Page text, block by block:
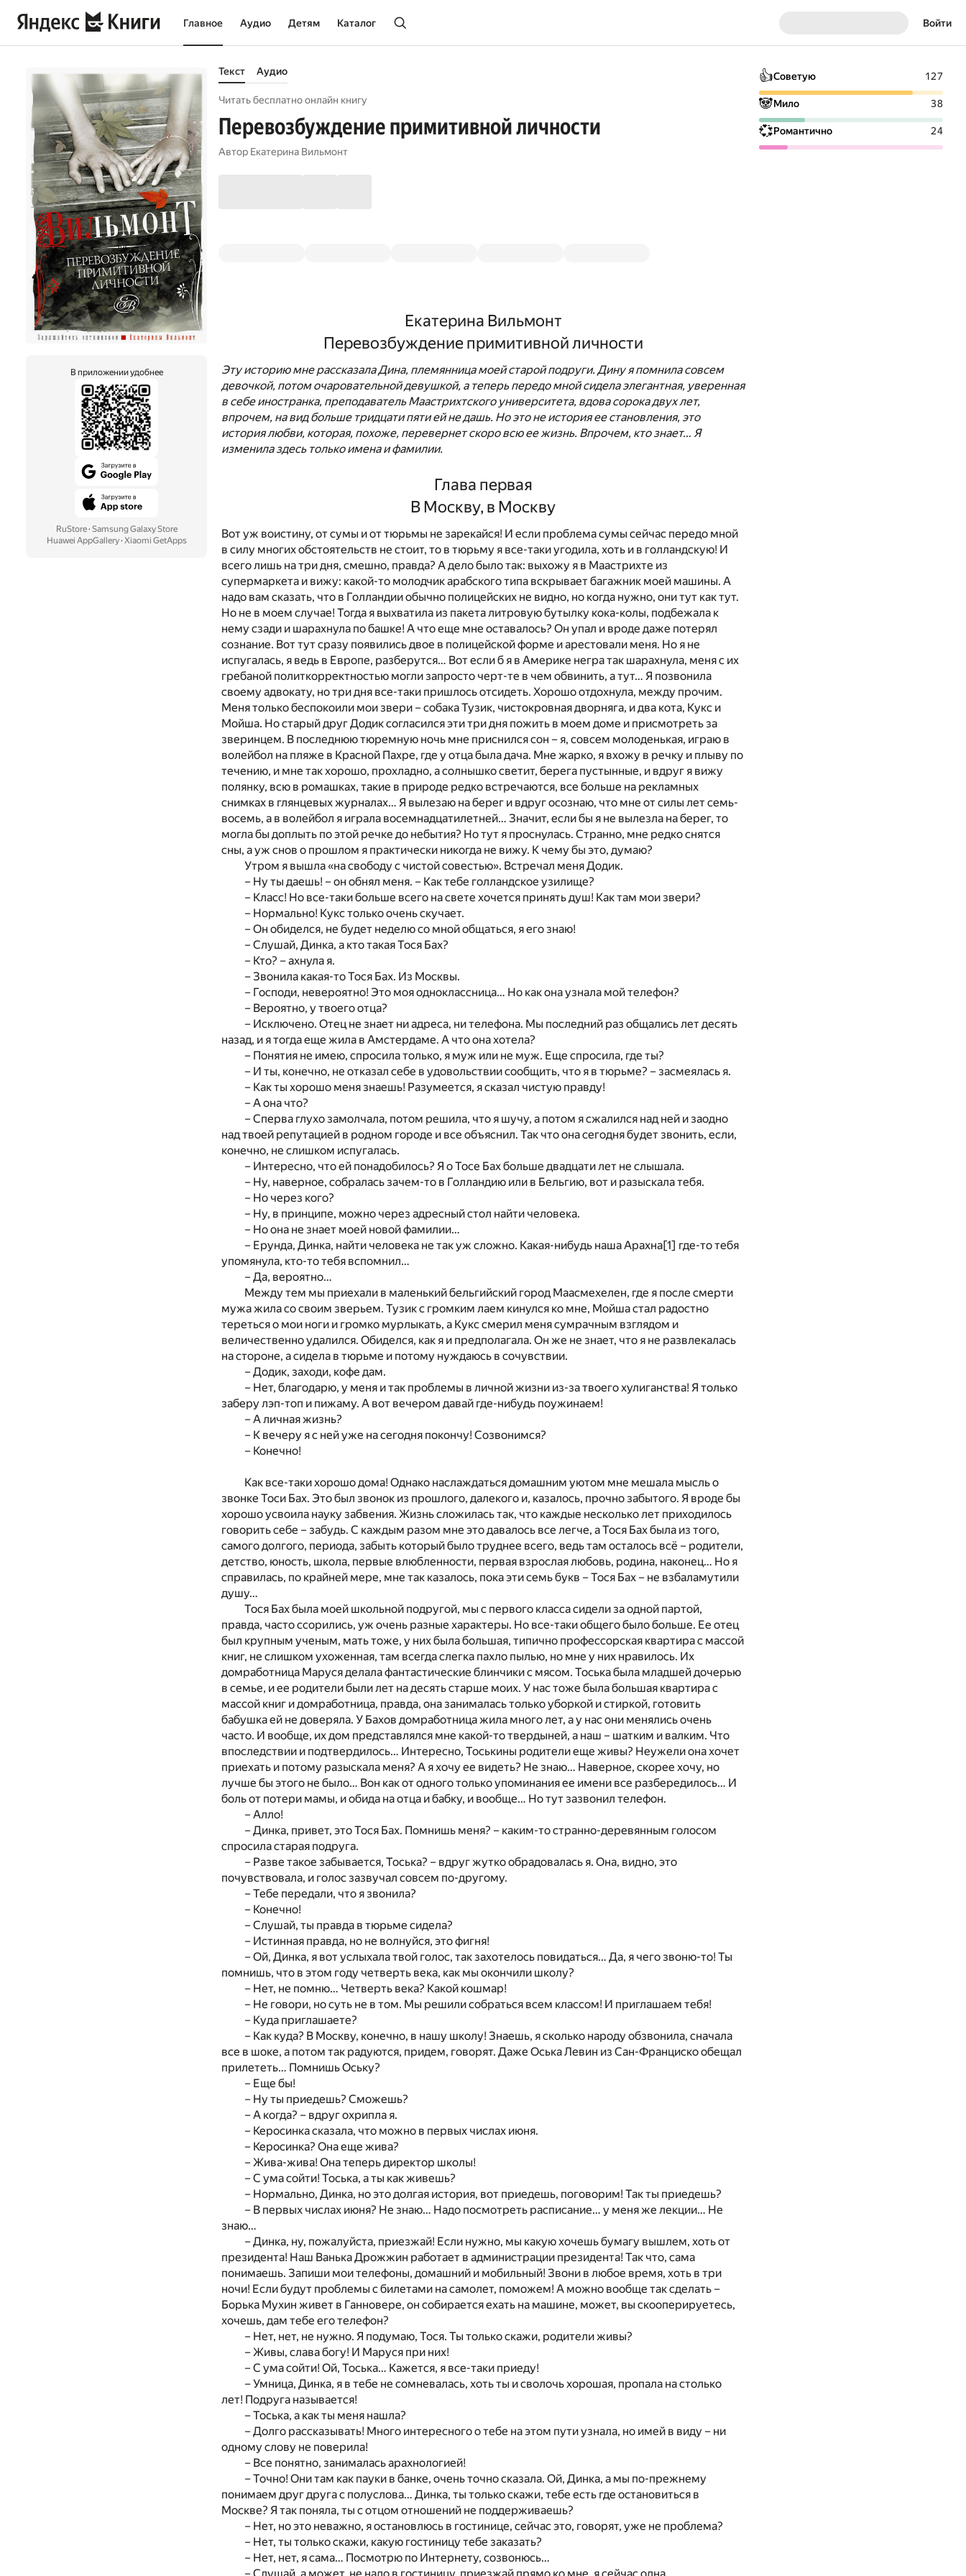
Главное Аудио Детям Каталог Войти
В приложении удобнее
RuStore· Samsung Galaxy Store
Huawei AppGallery· Xiaomi GetApps
Текст Аудио
Читать бесплатно онлайн книгу
Перевозбуждение примитивной личности
Автор Екатерина Вильмонт
Екатерина Вильмонт
Перевозбуждение примитивной личности
Эту историю мне рассказала Дина, племянница моей старой подруги. Дину я помнила совсем
девочкой, потом очаровательной девушкой, а теперь передо мной сидела элегантная, уверенная
в себе иностранка, преподаватель Маастрихтского университета, вдова сорока двух лет,
впрочем, на вид больше тридцати пяти ей не дашь. Но это не история ее становления, это
история любви, которая, похоже, перевернет скоро всю ее жизнь. Впрочем, кто знает… Я
изменила здесь только имена и фамилии.
Глава первая
В Москву, в Москву
Вот уж воистину, от сумы и от тюрьмы не зарекайся! И если проблема сумы сейчас передо мной
в силу многих обстоятельств не стоит, то в тюрьму я все-таки угодила, хоть и в голландскую! И
всего лишь на три дня, смешно, правда? А дело было так: выхожу я в Маастрихте из
супермаркета и вижу: какой-то молодчик арабского типа вскрывает багажник моей машины. А
надо вам сказать, что в Голландии обычно полицейских не видно, но когда нужно, они тут как тут.
Но не в моем случае! Тогда я выхватила из пакета литровую бутылку кока-колы, подбежала к
нему сзади и шарахнула по башке! А что еще мне оставалось? Он упал и вроде даже потерял
сознание. Вот тут сразу появились двое в полицейской форме и арестовали меня. Но я не
испугалась, я ведь в Европе, разберутся… Вот если б я в Америке негра так шарахнула, меня с их
гребаной политкорректностью могли запросто черт-те в чем обвинить, а тут… Я позвонила
своему адвокату, но три дня все-таки пришлось отсидеть. Хорошо отдохнула, между прочим.
Меня только беспокоили мои звери – собака Тузик, чистокровная дворняга, и два кота, Кукс и
Мойша. Но старый друг Додик согласился эти три дня пожить в моем доме и присмотреть за
зверинцем. В последнюю тюремную ночь мне приснился сон – я, совсем молоденькая, играю в
волейбол на пляже в Красной Пахре, где у отца была дача. Мне жарко, я вхожу в речку и плыву по
течению, и мне так хорошо, прохладно, а солнышко светит, берега пустынные, и вдруг я вижу
полянку, всю в ромашках, такие в природе редко встречаются, все больше на рекламных
снимках в глянцевых журналах… Я вылезаю на берег и вдруг осознаю, что мне от силы лет семь-
восемь, а в волейбол я играла восемнадцатилетней… Значит, если бы я не вылезла на берег, то
могла бы доплыть по этой речке до небытия? Но тут я проснулась. Странно, мне редко снятся
сны, а уж снов о прошлом я практически никогда не вижу. К чему бы это, думаю?
Утром я вышла «на свободу с чистой совестью». Встречал меня Додик.
– Ну ты даешь! – он обнял меня. – Как тебе голландское узилище?
– Класс! Но все-таки больше всего на свете хочется принять душ! Как там мои звери?
– Нормально! Кукс только очень скучает.
– Он обиделся, не будет неделю со мной общаться, я его знаю!
– Слушай, Динка, а кто такая Тося Бах?
– Кто? – ахнула я.
– Звонила какая-то Тося Бах. Из Москвы.
– Господи, невероятно! Это моя одноклассница… Но как она узнала мой телефон?
– Вероятно, у твоего отца?
– Исключено. Отец не знает ни адреса, ни телефона. Мы последний раз общались лет десять
назад, и я тогда еще жила в Амстердаме. А что она хотела?
– Понятия не имею, спросила только, я муж или не муж. Еще спросила, где ты?
– И ты, конечно, не отказал себе в удовольствии сообщить, что я в тюрьме? – засмеялась я.
– Как ты хорошо меня знаешь! Разумеется, я сказал чистую правду!
– А она что?
– Сперва глухо замолчала, потом решила, что я шучу, а потом я сжалился над ней и заодно
над твоей репутацией в родном городе и все объяснил. Так что она сегодня будет звонить, если,
конечно, не слишком испугалась.
– Интересно, что ей понадобилось? Я о Тосе Бах больше двадцати лет не слышала.
– Ну, наверное, собралась зачем-то в Голландию или в Бельгию, вот и разыскала тебя.
– Но через кого?
– Ну, в принципе, можно через адресный стол найти человека.
– Но она не знает моей новой фамилии…
– Ерунда, Динка, найти человека не так уж сложно. Какая-нибудь наша Арахна[1] где-то тебя
упомянула, кто-то тебя вспомнил…
– Да, вероятно…
Между тем мы приехали в маленький бельгийский город Маасмехелен, где я после смерти
мужа жила со своим зверьем. Тузик с громким лаем кинулся ко мне, Мойша стал радостно
тереться о мои ноги и громко мурлыкать, а Кукс смерил меня сумрачным взглядом и
величественно удалился. Обиделся, как я и предполагала. Он же не знает, что я не развлекалась
на стороне, а сидела в тюрьме и потому нуждаюсь в сочувствии.
– Додик, заходи, кофе дам.
– Нет, благодарю, у меня и так проблемы в личной жизни из-за твоего хулиганства! Я только
заберу лэп-топ и пижаму. А вот вечером давай где-нибудь поужинаем!
– А личная жизнь?
– К вечеру я с ней уже на сегодня покончу! Созвонимся?
– Конечно!
Как все-таки хорошо дома! Однако наслаждаться домашним уютом мне мешала мысль о
звонке Тоси Бах. Это был звонок из прошлого, далекого и, казалось, прочно забытого. Я вроде бы
хорошо усвоила науку забвения. Жизнь сложилась так, что каждые несколько лет приходилось
говорить себе – забудь. С каждым разом мне это давалось все легче, а Тося Бах была из того,
самого долгого, периода, забыть который было труднее всего, ведь там осталось всё – родители,
детство, юность, школа, первые влюбленности, первая взрослая любовь, родина, наконец… Но я
справилась, по крайней мере, мне так казалось, пока эти семь букв – Тося Бах – не взбаламутили
душу…
Тося Бах была моей школьной подругой, мы с первого класса сидели за одной партой,
правда, часто ссорились, уж очень разные характеры. Но все-таки общего было больше. Ее отец
был крупным ученым, мать тоже, у них была большая, типично профессорская квартира с массой
книг, не слишком ухоженная, там всегда слегка пахло пылью, но мне у них нравилось. Их
домработница Маруся делала фантастические блинчики с мясом. Тоська была младшей дочерью
в семье, и ее родители были лет на десять старше моих. У нас тоже была большая квартира с
массой книг и домработница, правда, она занималась только уборкой и стиркой, готовить
бабушка ей не доверяла. У Бахов домработница жила много лет, а у нас они менялись очень
часто. И вообще, их дом представлялся мне какой-то твердыней, а наш – шатким и валким. Что
впоследствии и подтвердилось… Интересно, Тоськины родители еще живы? Неужели она хочет
приехать и потому разыскала меня? А я хочу ее видеть? Не знаю… Наверное, скорее хочу, но
лучше бы этого не было… Вон как от одного только упоминания ее имени все разбередилось… И
боль от потери мамы, и обида на отца и бабку, и вообще… Но тут зазвонил телефон.
– Алло!
– Динка, привет, это Тося Бах. Помнишь меня? – каким-то странно-деревянным голосом
спросила старая подруга.
– Разве такое забывается, Тоська? – вдруг жутко обрадовалась я. Она, видно, это
почувствовала, и голос зазвучал совсем по-другому.
– Тебе передали, что я звонила?
– Конечно!
– Слушай, ты правда в тюрьме сидела?
– Истинная правда, но не волнуйся, это фигня!
– Ой, Динка, я вот услыхала твой голос, так захотелось повидаться… Да, я чего звоню-то! Ты
помнишь, что в этом году четверть века, как мы окончили школу?
– Нет, не помню… Четверть века? Какой кошмар!
– Не говори, но суть не в том. Мы решили собраться всем классом! И приглашаем тебя!
– Куда приглашаете?
– Как куда? В Москву, конечно, в нашу школу! Знаешь, я сколько народу обзвонила, сначала
все в шоке, а потом так радуются, придем, говорят. Даже Оська Левин из Сан-Франциско обещал
прилететь… Помнишь Оську?
– Еще бы!
– Ну ты приедешь? Сможешь?
– А когда? – вдруг охрипла я.
– Керосинка сказала, что можно в первых числах июня.
– Керосинка? Она еще жива?
– Жива-жива! Она теперь директор школы!
– С ума сойти! Тоська, а ты как живешь?
– Нормально, Динка, но это долгая история, вот приедешь, поговорим! Так ты приедешь?
– В первых числах июня? Не знаю… Надо посмотреть расписание… у меня же лекции… Не
знаю…
– Динка, ну, пожалуйста, приезжай! Если нужно, мы какую хочешь бумагу вышлем, хоть от
президента! Наш Ванька Дрожжин работает в администрации президента! Так что, сама
понимаешь. Запиши мои телефоны, домашний и мобильный! Звони в любое время, хоть в три
ночи! Если будут проблемы с билетами на самолет, поможем! А можно вообще так сделать –
Борька Мухин живет в Ганновере, он собирается ехать на машине, может, вы скооперируетесь,
хочешь, дам тебе его телефон?
– Нет, нет, не нужно. Я подумаю, Тося. Ты только скажи, родители живы?
– Живы, слава богу! И Маруся при них!
– С ума сойти! Ой, Тоська… Кажется, я все-таки приеду!
– Умница, Динка, я в тебе не сомневалась, хоть ты и сволочь хорошая, пропала на столько
лет! Подруга называется!
– Тоська, а как ты меня нашла?
– Долго рассказывать! Много интересного о тебе на этом пути узнала, но имей в виду – ни
одному слову не поверила!
– Все понятно, занималась арахнологией!
– Точно! Они там как пауки в банке, очень точно сказала. Ой, Динка, а мы по-прежнему
понимаем друг друга с полуслова… Динка, ты только скажи, тебе есть где остановиться в
Москве? Я так поняла, ты с отцом отношений не поддерживаешь?
– Нет, но это неважно, я остановлюсь в гостинице, сейчас это, говорят, уже не проблема?
– Нет, ты только скажи, какую гостиницу тебе заказать?
– Нет, нет, я сама… Посмотрю по Интернету, созвонюсь…
👍Советую 127
🐼Мило 38
💞Романтично 24